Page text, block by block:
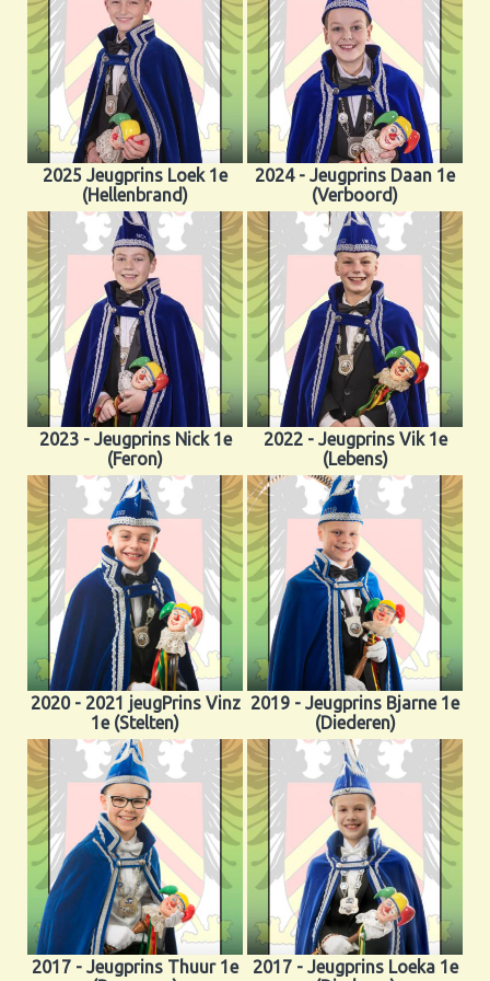
2025 Jeugprins Loek 1e
(Hellenbrand)
2024 - Jeugprins Daan 1e
(Verboord)
2023 - Jeugprins Nick 1e
(Feron)
2022 - Jeugprins Vik 1e
(Lebens)
2020 - 2021 jeugPrins Vinz
1e (Stelten)
2019 - Jeugprins Bjarne 1e
(Diederen)
2017 - Jeugprins Thuur 1e
2017 - Jeugprins Loeka 1e